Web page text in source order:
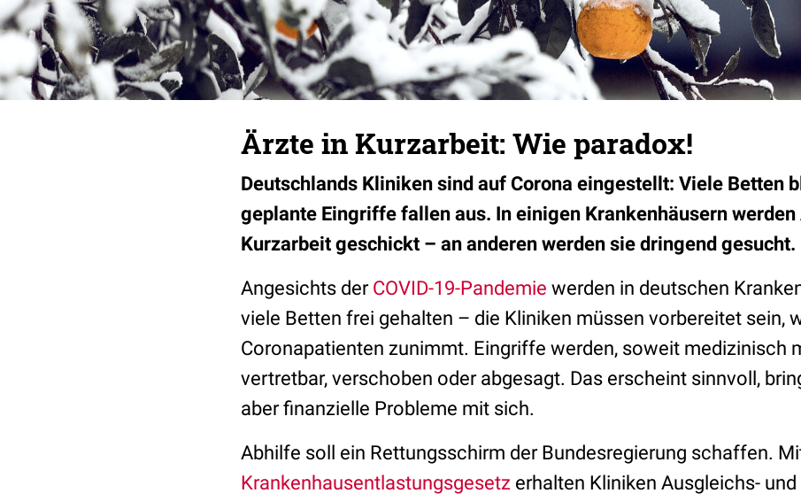
Ärzte in Kurzarbeit: Wie paradox!
Deutschlands Kliniken sind auf Corona eingestellt: Viele Betten
geplante Eingriffe fallen aus. In einigen Krankenhäusern
Kurzarbeit geschickt – an anderen werden sie dringend gesucht.
Angesichts der COVID-19-Pandemie werden in deutschen
viele Betten frei gehalten – die Kliniken müssen vorbereitet sein,
Coronapatienten zunimmt. Eingriffe werden, soweit medizinisch
vertretbar, verschoben oder abgesagt. Das erscheint sinnvoll,
aber finanzielle Probleme mit sich.
Abhilfe soll ein Rettungsschirm der Bundesregierung schaffen.
Krankenhausentlastungsgesetz erhalten Kliniken Ausgleichs-